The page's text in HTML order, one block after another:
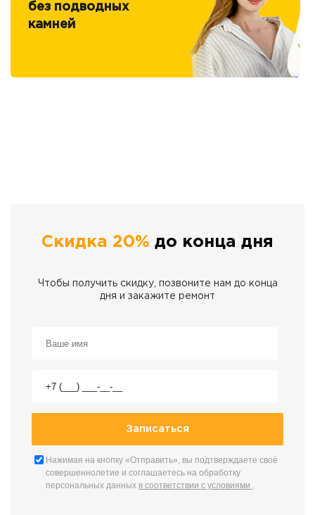
без подводных
камней
Скидка 20% до конца дня
Чтобы получить скидку, позвоните нам до конца
дня и закажите ремонт
Нажимая на кнопку «Отправить», вы подтверждаете своё
совершеннолетие и соглашаетесь на обработку
персональных данных в соответствии с условиями .